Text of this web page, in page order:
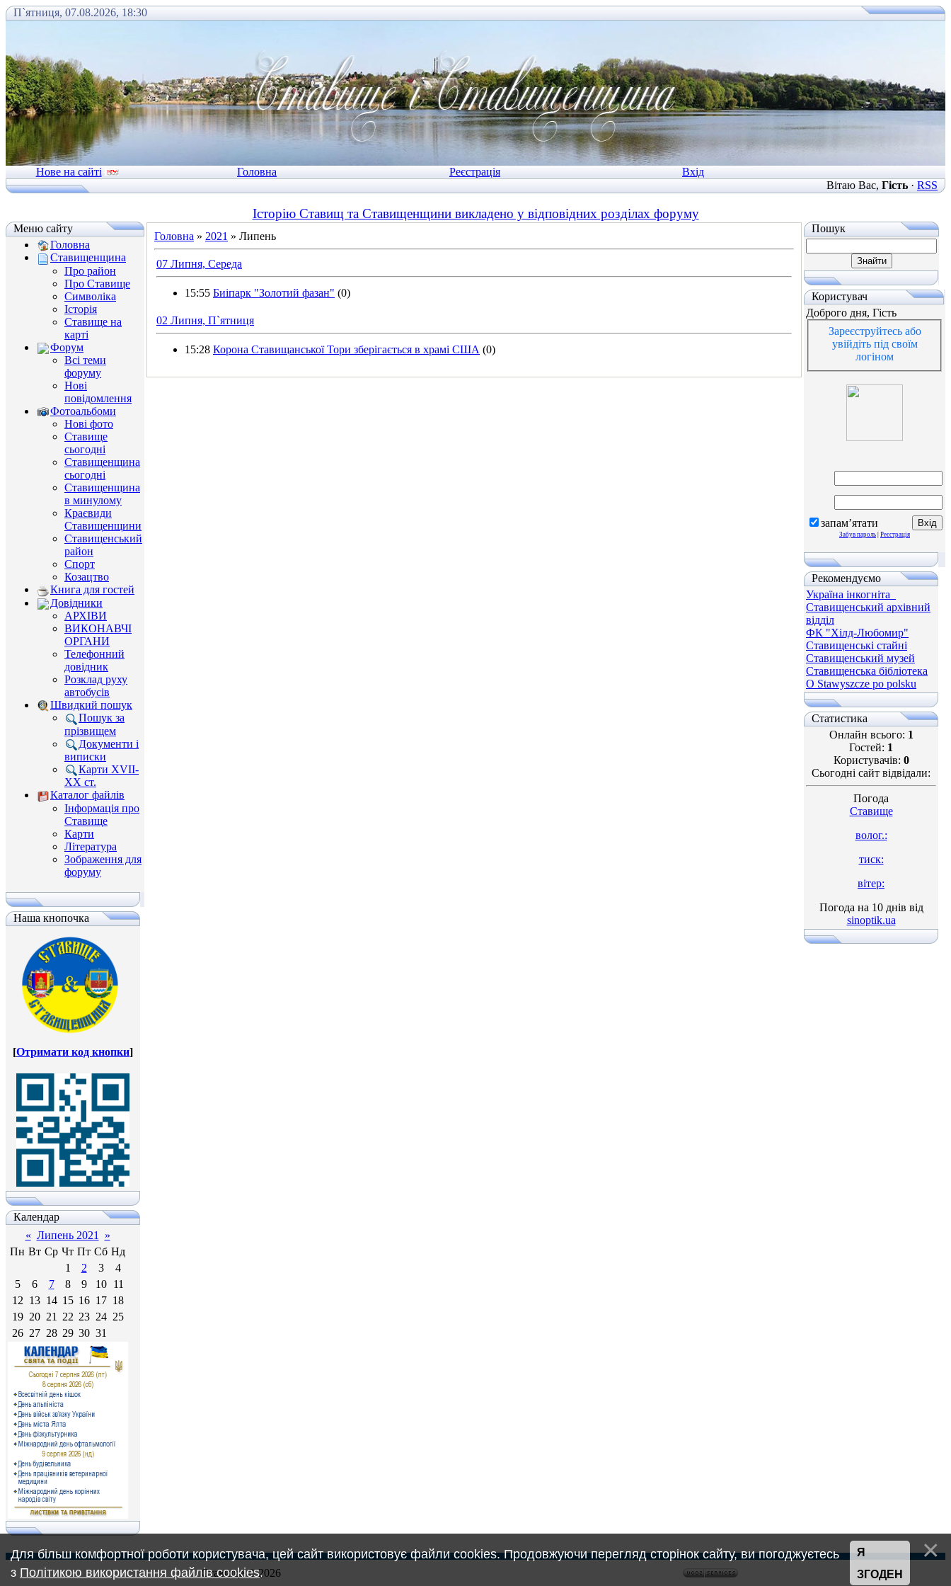
П`ятниця, 07.08.2026, 18:30
Нове на сайті Головна Реєстрація
Вхід
Вітаю Вас, Гість· RSS
Історію Ставищ та Ставищенщини викладено у відповідних розділах форуму
Меню сайту
Головна
Ставищенщина
Про район
Про Ставище
Символіка
Історія
Ставище на
карті
Форум
Всі теми
форуму
Нові
повідомлення
Фотоальбоми
Нові фото
Ставище
сьогодні
Ставищенщина
сьогодні
Ставищенщина
в минулому
Краєвиди
Ставищенщини
Ставищенський
район
Спорт
Козацтво
Книга для гостей
Довідники
АРХІВИ
ВИКОНАВЧІ
ОРГАНИ
Телефонний
довідник
Розклад руху
автобусів
Швидкий пошук
Пошук за
прізвищем
Документи і
виписки
Карти XVII-
XX ст.
Каталог файлів
Інформація про
Ставище
Карти
Література
Зображення для
форуму
Наша кнопочка
[Отримати код кнопки]
Календар
« Липень 2021
»
Пн Вт Ср Чт Пт Сб Нд
1
2 3
4
5
6 7 8 9 10
11
12 13 14 15 16 17 18
19 20 21 22 23 24 25
26 27 28 29 30 31
Головна » 2021 » Липень
07 Липня, Середа
15:55 Биіпарк "Золотий фазан" (0)
02 Липня, П`ятниця
15:28 Корона Ставищанської Тори зберігається в храмі США (0)
Пошук
Користувач
Доброго дня, Гість
Зареєструйтесь або
увійдіть під своїм
логіном
запам’ятати
Забув пароль Реєстрація
Рекомендуємо
Україна інкогніта_
Ставищенський архівний
відділ
ФК "Хілд-Любомир"
Ставищенські стайні
Ставищенський музей
Ставищенська бібліотека
O Stawyszcze po polsku
Статистика
Онлайн всього: 1
Гостей: 1
Користувачів: 0
Сьогодні сайт відвідали:
Погода
Ставище
волог.:
тиск:
вітер:
Погода на 10 днів від
sinoptik.ua
Ставище © 2026
Для більш комфортної роботи користувача, цей сайт використовує файли cookies. Продовжуючи перегляд сторінок сайту, ви погоджуєтесь
з Політикою використання файлів cookies.
Я
ЗГОДЕН